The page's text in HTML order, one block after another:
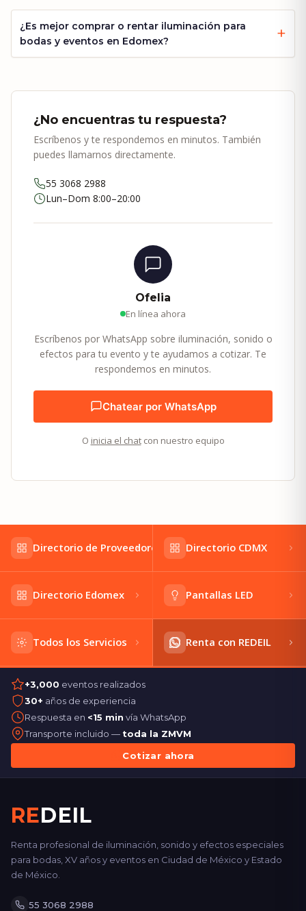
¿Es mejor comprar o rentar iluminación para
bodas y eventos en Edomex?
¿No encuentras tu respuesta?
Escríbenos y te respondemos en minutos. También
puedes llamarnos directamente.
55 3068 2988
Lun–Dom 8:00–20:00
Ofelia
En línea ahora
Escríbenos por WhatsApp sobre iluminación, sonido o
efectos para tu evento y te ayudamos a cotizar. Te
respondemos en minutos.
Chatear por WhatsApp
O inicia el chatcon nuestro equipo
Directorio de Proveedores Directorio CDMX
Directorio Edomex Pantallas LED
Todos los Servicios Renta con REDEIL
+3,000 eventos realizados
30+ años de experiencia
Respuesta en <15 min vía WhatsApp
Transporte incluido — toda la ZMVM
Cotizar ahora
REDEIL
Renta profesional de iluminación, sonido y efectos especiales
para bodas, XV años y eventos en Ciudad de México y Estado
de México.
55 3068 2988